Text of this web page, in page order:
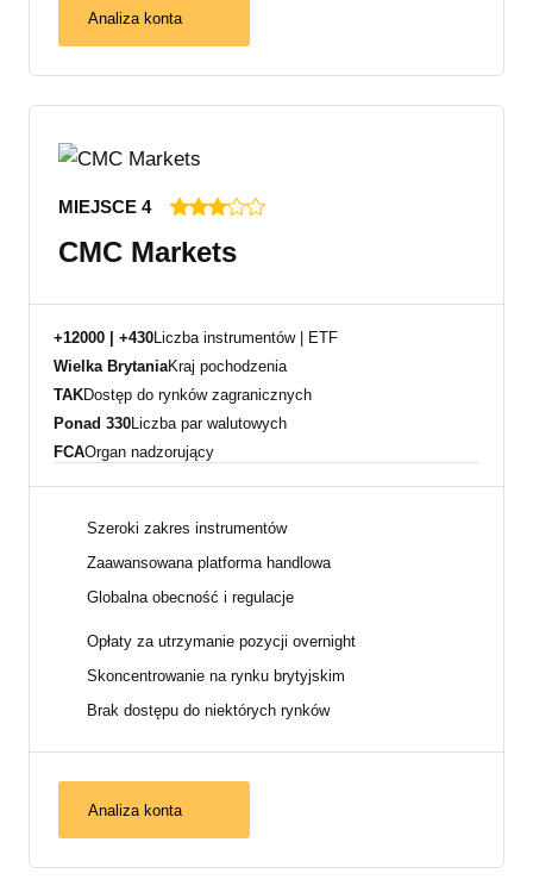
Analiza konta
MIEJSCE 4
CMC Markets
+12000 | +430Liczba instrumentów | ETF
Wielka BrytaniaKraj pochodzenia
TAKDostęp do rynków zagranicznych
Ponad 330Liczba par walutowych
FCAOrgan nadzorujący
Szeroki zakres instrumentów
Zaawansowana platforma handlowa
Globalna obecność i regulacje
Opłaty za utrzymanie pozycji overnight
Skoncentrowanie na rynku brytyjskim
Brak dostępu do niektórych rynków
Analiza konta